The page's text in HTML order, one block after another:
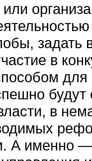
задать
в
для
в
А именно